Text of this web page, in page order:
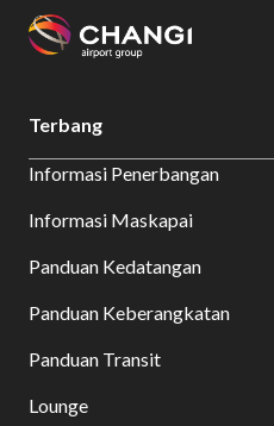
Changi
Language
Changi Airport Bersantap dan Belanja
Terbang
Informasi Penerbangan
Informasi Maskapai
Panduan Kedatangan
Panduan Keberangkatan
Panduan Transit
Lounge